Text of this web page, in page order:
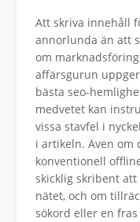
Att skriva innehåll
annorlunda än att
om
affärsgurun
bästa seo-
medvetet kan
vissa stavfel i
i artikeln. Även om
konventionell
skicklig skribent
nätet, och om
sökord eller en